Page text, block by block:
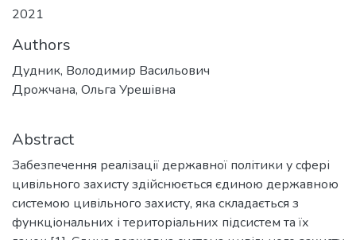
2021
Authors
Дудник, Володимир Васильович
Дрожчана, Ольга Урешівна
Abstract
Забезпечення реалізації державної політики у сфері
цивільного захисту здійснюється єдиною державною
системою цивільного захисту, яка складається з
функціональних і територіальних підсистем та їх